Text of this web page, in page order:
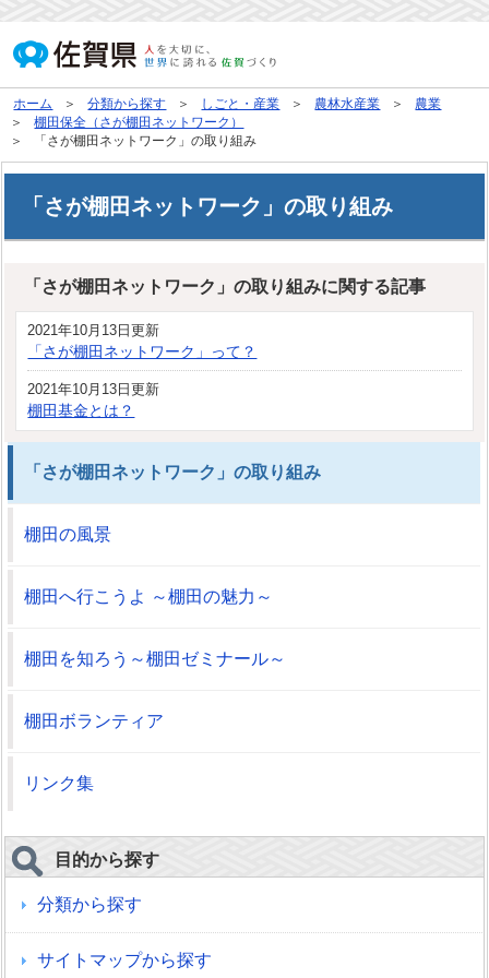
ホーム 分類から探す しごと・産業 農林水産業
農業
棚田保全（さが棚田ネットワーク）
「さが棚田ネットワーク」の取り組み
「さが棚田ネットワーク」の取り組み
「さが棚田ネットワーク」の取り組みに関する記事
2021年10月13日更新
「さが棚田ネットワーク」って？
2021年10月13日更新
棚田基金とは？
「さが棚田ネットワーク」の取り組み
棚田の風景
棚田へ行こうよ ～棚田の魅力～
棚田を知ろう～棚田ゼミナール～
棚田ボランティア
リンク集
目的から探す
分類から探す
サイトマップから探す